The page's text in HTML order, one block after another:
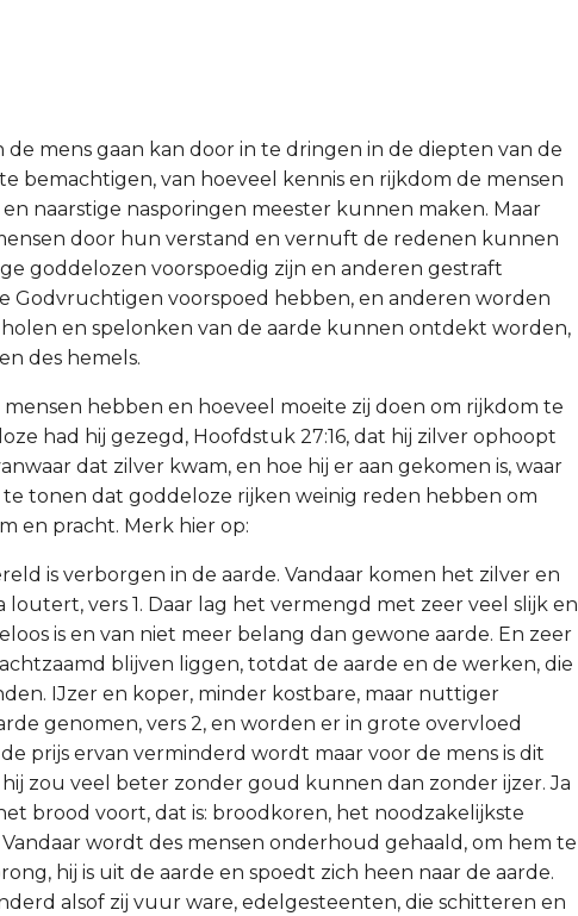
de mens gaan kan door in te dringen in de diepten van de
bemachtigen, van hoeveel kennis en rijkdom de mensen
naarstige nasporingen meester kunnen maken. Maar
door hun verstand en vernuft de redenen kunnen
goddelozen voorspoedig zijn en anderen gestraft
Godvruchtigen voorspoed hebben, en anderen worden
holen en spelonken van de aarde kunnen ontdekt worden,
des hemels.
hebben en hoeveel moeite zij doen om rijkdom te
had hij gezegd, Hoofdstuk 27:16, dat hij zilver ophoopt
dat zilver kwam, en hoe hij er aan gekomen is, waar
te tonen dat goddeloze rijken weinig reden hebben om
en pracht. Merk hier op:
is verborgen in de aarde. Vandaar komen het zilver en
vers 1. Daar lag het vermengd met zeer veel slijk en
is en van niet meer belang dan gewone aarde. En zeer
blijven liggen, totdat de aarde en de werken, die
IJzer en koper, minder kostbare, maar nuttiger
genomen, vers 2, en worden er in grote overvloed
prijs ervan verminderd wordt maar voor de mens is dit
zou veel beter zonder goud kunnen dan zonder ijzer. Ja
brood voort, dat is: broodkoren, het noodzakelijkste
Vandaar wordt des mensen onderhoud gehaald, om hem te
hij is uit de aarde en spoedt zich heen naar de aarde.
alsof zij vuur ware, edelgesteenten, die schitteren en